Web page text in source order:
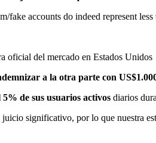
accounts do indeed represent less
oficial del mercado en Estados Unidos
a la otra parte con
de sus usuarios activos diarios
significativo, por lo que nuestra